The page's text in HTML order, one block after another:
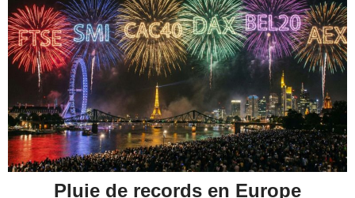
Pluie de records en Europe